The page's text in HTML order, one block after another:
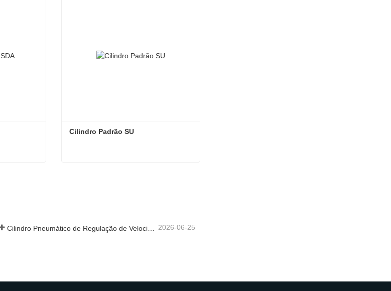
Cilindro Padrão SU
Cilindro Pneumático de Regulação de Velocidade Hidráulica: Solução de Movimento Estável e Sem Choques para Equipamentos Automatizados 2026-06-25